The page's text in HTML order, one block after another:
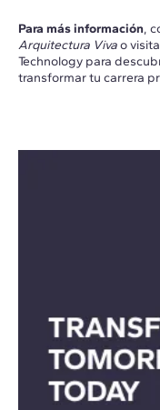
Para más información,
Arquitectura Vivao
Technology para
transformar tu carrera